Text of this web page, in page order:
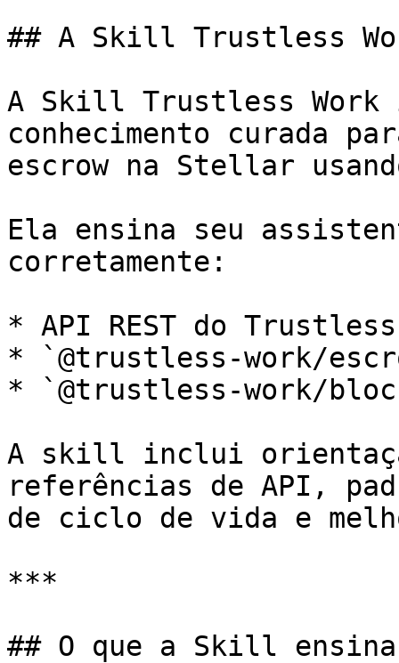
## A Skill Trustless
A Skill Trustless Work
conhecimento curada
escrow na Stellar
Ela ensina seu
corretamente:
* API REST do Trustless
* `@trustless-work/
* `@trustless-work/
A skill inclui
referências de API,
de ciclo de vida e
***
## O que a Skill